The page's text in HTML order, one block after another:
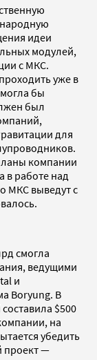
идеи
модулей,
с МКС.
уже в
бы
был
для
компании
в работе над
МКС выведут с
смогла
ведущими
и
Boryung. В
$500
на
убедить
проект —